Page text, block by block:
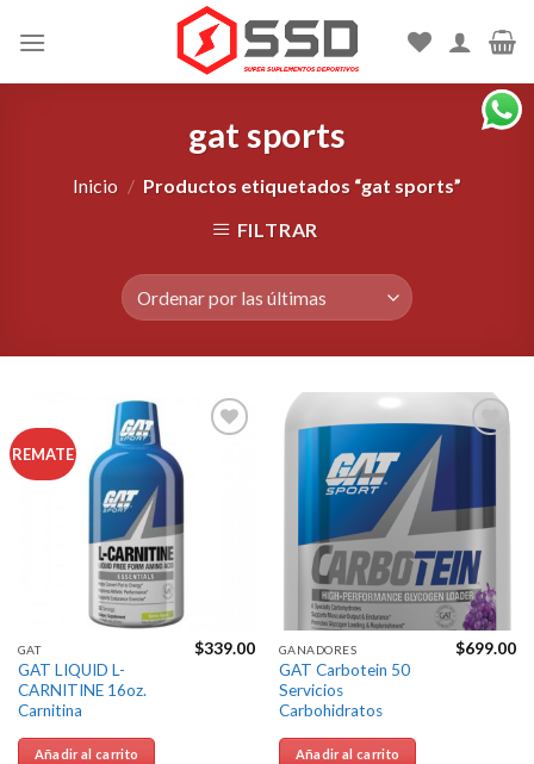
gat sports
Inicio / Productos etiquetados “gat sports”
FILTRAR
REMATE
GAT
GAT LIQUID L-
CARNITINE 16oz.
Carnitina
$339.00
Añadir al carrito
deseos
GANADORES
GAT Carbotein 50
Servicios
Carbohidratos
$699.00
Añadir al carrito